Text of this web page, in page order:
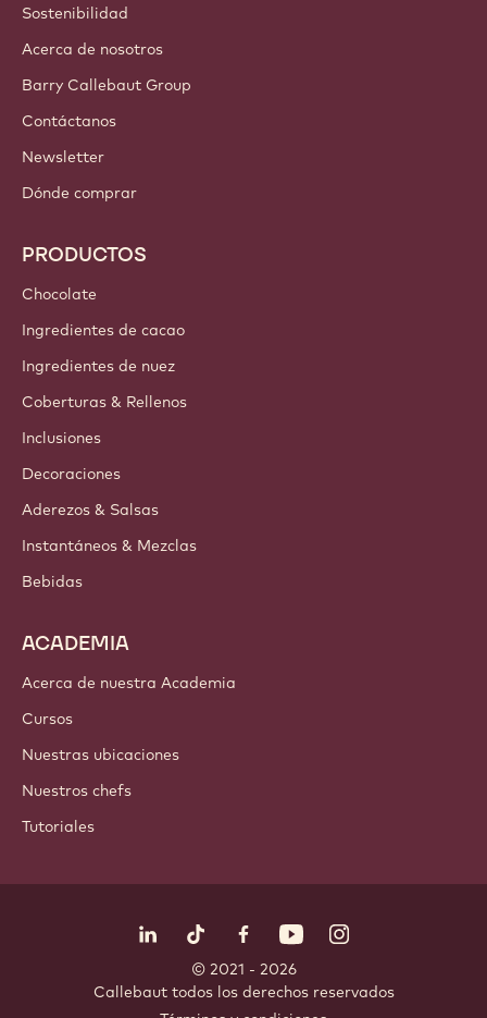
Sostenibilidad
Acerca de nosotros
Barry Callebaut Group
Contáctanos
Newsletter
Dónde comprar
PRODUCTOS
Chocolate
Ingredientes de cacao
Ingredientes de nuez
Coberturas & Rellenos
Inclusiones
Decoraciones
Aderezos & Salsas
Instantáneos & Mezclas
Bebidas
ACADEMIA
Acerca de nuestra Academia
Cursos
Nuestras ubicaciones
Nuestros chefs
Tutoriales
LinkedIn Opens in a new window.
TikTok Opens in a new window.
Facebook Opens in a new
YouTubeInstagram
© 2021 - 2026
Callebaut. todos los derechos reservados